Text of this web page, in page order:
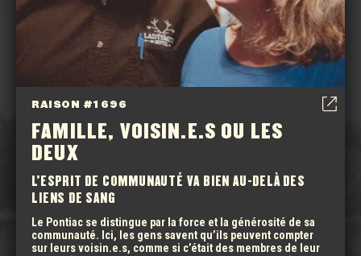
14 000 RAISONS
INSPIRÉES DE
NOS 14 000
CITOYEN.NES
RAISON #1 696
FAMILLE, VOISIN.E.S OU LES
DEUX
L’ESPRIT DE COMMUNAUTÉ VA BIEN AU-DELÀ DES
LIENS DE SANG
Le Pontiac se distingue par la force et la générosité de sa
communauté. Ici, les gens savent qu’ils peuvent compter
sur leurs voisin.e.s, comme si c’était des membres de leur